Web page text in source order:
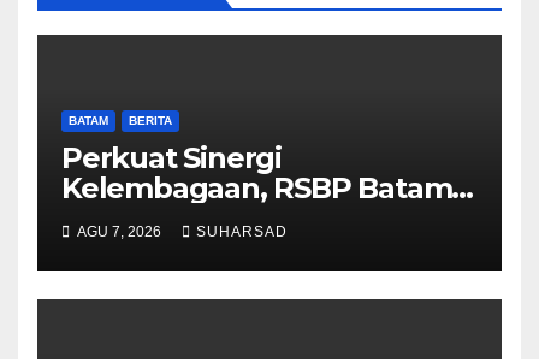
BATAM BERITA
Perkuat Sinergi
Kelembagaan, RSBP Batam
dan BPOM Pastikan
Pelayanan dan Ketersediaan
Obat Aman
AGU 7, 2026 SUHARSAD